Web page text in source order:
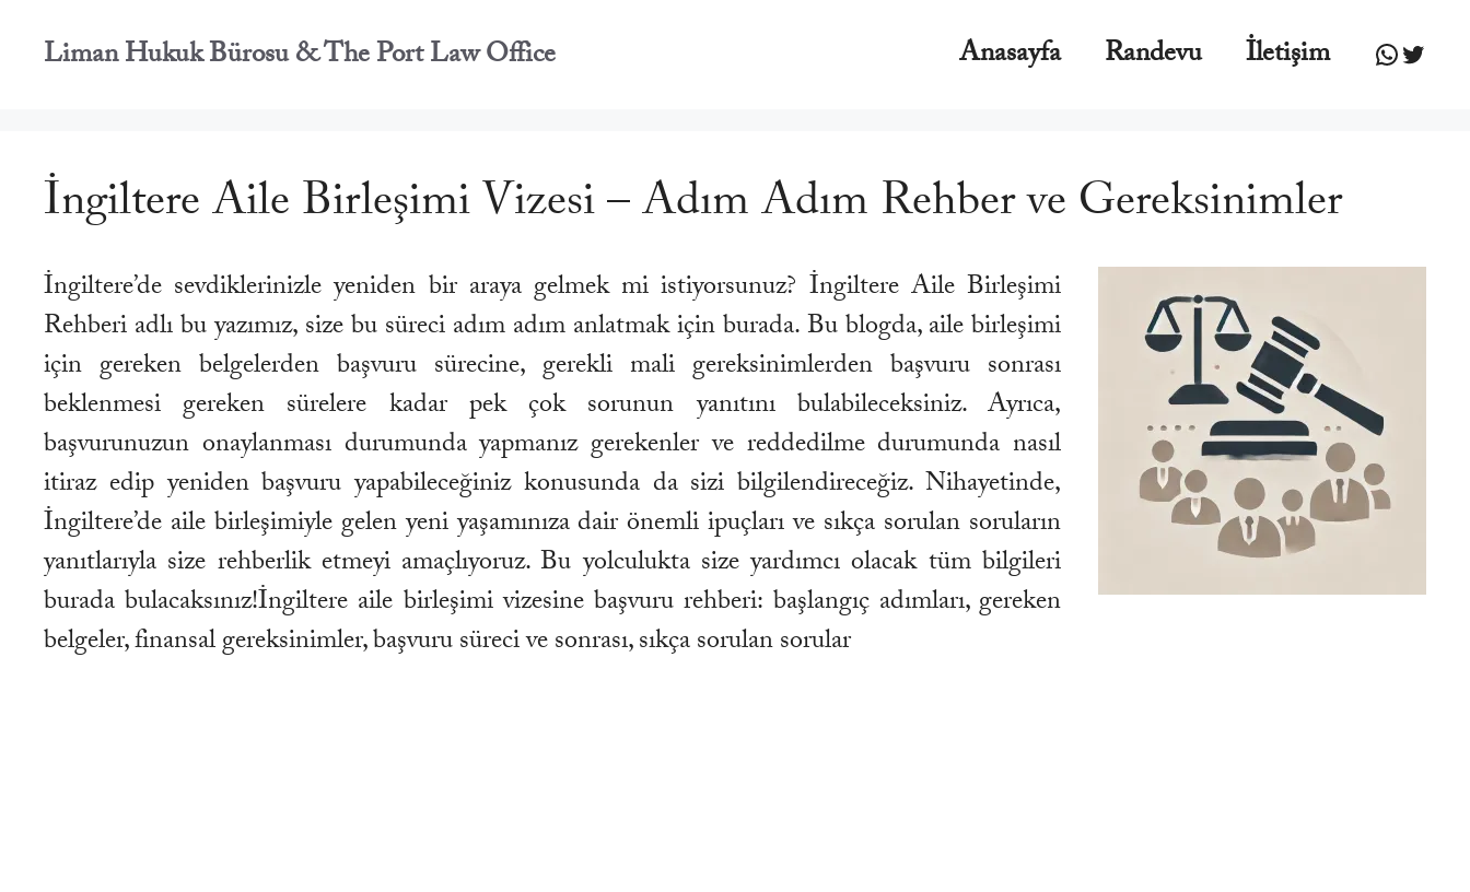
Liman Hukuk Bürosu & The Port Law Office Anasayfa Randevu İletişim
İngiltere Aile Birleşimi Vizesi – Adım Adım Rehber ve Gereksinimler
İngiltere’de sevdiklerinizle yeniden bir araya gelmek mi istiyorsunuz? İngiltere Aile Birleşimi
Rehberi adlı bu yazımız, size bu süreci adım adım anlatmak için burada. Bu blogda, aile birleşimi
için gereken belgelerden başvuru sürecine, gerekli mali gereksinimlerden başvuru sonrası
beklenmesi gereken sürelere kadar pek çok sorunun yanıtını bulabileceksiniz. Ayrıca,
başvurunuzun onaylanması durumunda yapmanız gerekenler ve reddedilme durumunda nasıl
itiraz edip yeniden başvuru yapabileceğiniz konusunda da sizi bilgilendireceğiz. Nihayetinde,
İngiltere’de aile birleşimiyle gelen yeni yaşamınıza dair önemli ipuçları ve sıkça sorulan soruların
yanıtlarıyla size rehberlik etmeyi amaçlıyoruz. Bu yolculukta size yardımcı olacak tüm bilgileri
burada bulacaksınız!İngiltere aile birleşimi vizesine başvuru rehberi: başlangıç adımları, gereken
belgeler, finansal gereksinimler, başvuru süreci ve sonrası, sıkça sorulan sorular